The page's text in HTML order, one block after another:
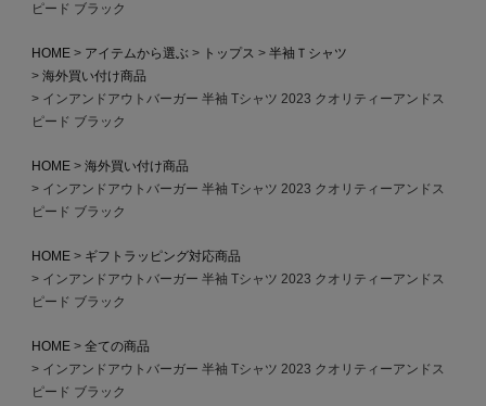
ピード ブラック
HOME アイテムから選ぶ トップス
半袖Ｔシャツ
海外買い付け商品
インアンドアウトバーガー 半袖 Tシャツ 2023 クオリティーアンドス
ピード ブラック
HOME
海外買い付け商品
インアンドアウトバーガー 半袖 Tシャツ 2023 クオリティーアンドス
ピード ブラック
HOME
ギフトラッピング対応商品
インアンドアウトバーガー 半袖 Tシャツ 2023 クオリティーアンドス
ピード ブラック
HOME
全ての商品
インアンドアウトバーガー 半袖 Tシャツ 2023 クオリティーアンドス
ピード ブラック